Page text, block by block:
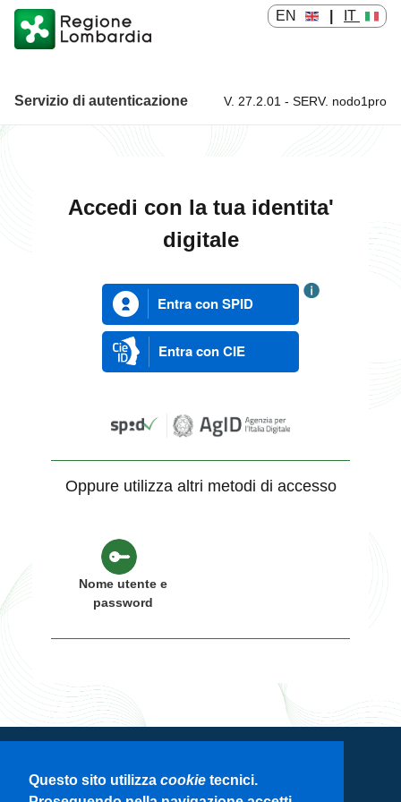
Questo sito utilizza cookie tecnici.
EN IT
Servizio di autenticazione Servizio di autenticazione
V. 27.2.01 - SERV. nodo1pro
Accedi con la tua identita'
digitale
Entra con SPID
Entra con CIE
Oppure utilizza altri metodi di accesso
Nome utente e
password
Servizio di autenticazione di Regione
Lombardia